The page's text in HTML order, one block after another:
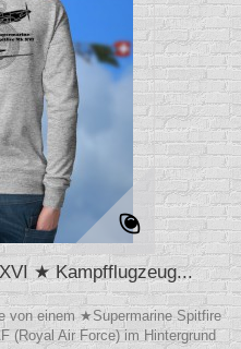
★ Kampfflugzeug...
von einem ★Supermarine Spitfire
(Royal Air Force) im Hintergrund